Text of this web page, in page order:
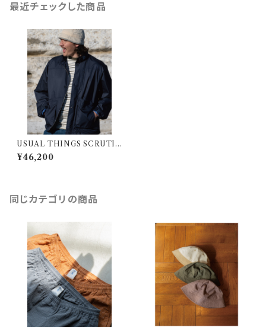
最近チェックした商品
USUAL THINGS SCRUTIN
Y "PURPOSE JACKET"
¥46,200
同じカテゴリの商品